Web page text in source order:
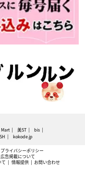
Mart 美ST
bis
kokode.jp
プライバシーポリシー
広告掲載について
て 情報提供 お問い合わせ